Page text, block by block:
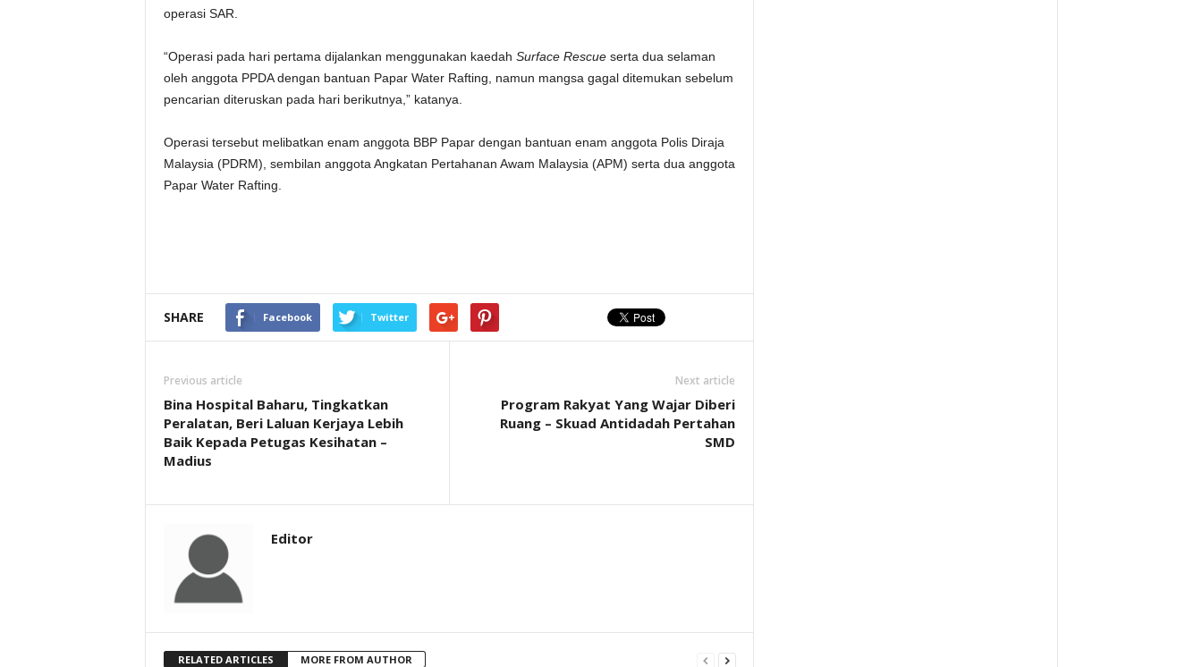
operasi SAR.
“Operasi pada hari pertama dijalankan menggunakan kaedah Surface Rescueserta dua selaman
oleh anggota PPDA dengan bantuan Papar Water Rafting, namun mangsa gagal ditemukan sebelum
pencarian diteruskan pada hari berikutnya,” katanya.
Operasi tersebut melibatkan enam anggota BBP Papar dengan bantuan enam anggota Polis Diraja
Malaysia (PDRM), sembilan anggota Angkatan Pertahanan Awam Malaysia (APM) serta dua anggota
Papar Water Rafting.
SHARE Facebook Twitter
Previous article
Bina Hospital Baharu, Tingkatkan
Peralatan, Beri Laluan Kerjaya Lebih
Baik Kepada Petugas Kesihatan –
Madius
Next article
Program Rakyat Yang Wajar Diberi
Ruang – Skuad Antidadah Pertahan
SMD
Editor
RELATED ARTICLES MORE FROM AUTHOR